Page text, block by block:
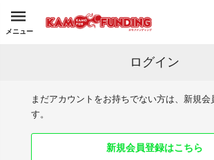
メニュー
ログイン
まだアカウントをお持ちでない方は、新規会
す。
新規会員登録はこちら